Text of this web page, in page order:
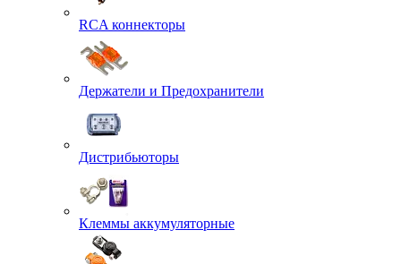
RCA коннекторы
Держатели и Предохранители
Дистрибьюторы
Клеммы аккумуляторные